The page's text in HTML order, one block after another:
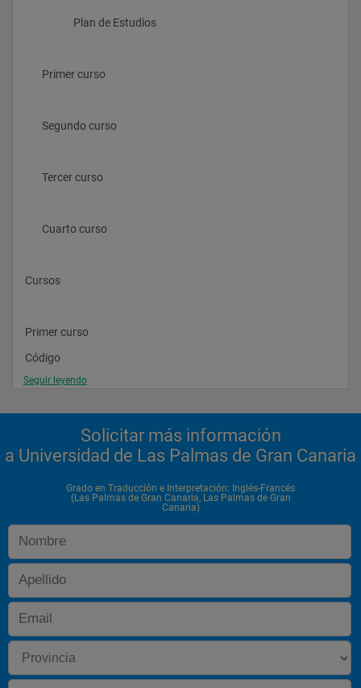
                    Plan de Estudios
       Primer curso
       Segundo curso
       Tercer curso
       Cuarto curso
Cursos
Primer curso
Código
Tipo
Créd.
Estado
40400   LENGUA A I ESPAÑOL   Básica de rama   Semestral   6
Se imparte
40401   LENGUA B I INGLÉS   Básica de rama   Semestral   6
Seguir leyendo
Solicitar más información
a Universidad de Las Palmas de Gran Canaria
Grado en Traducción e Interpretación: Inglés-Francés
(Las Palmas de Gran Canaria, Las Palmas de Gran
Canaria)